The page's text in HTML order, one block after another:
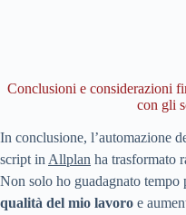
Conclusioni e considerazioni
con gli
In conclusione, l’automazione
script in Allplan ha trasformato
Non solo ho guadagnato tempo
qualità del mio lavoro e